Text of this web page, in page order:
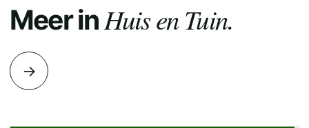
Meer inHuis en Tuin.
→